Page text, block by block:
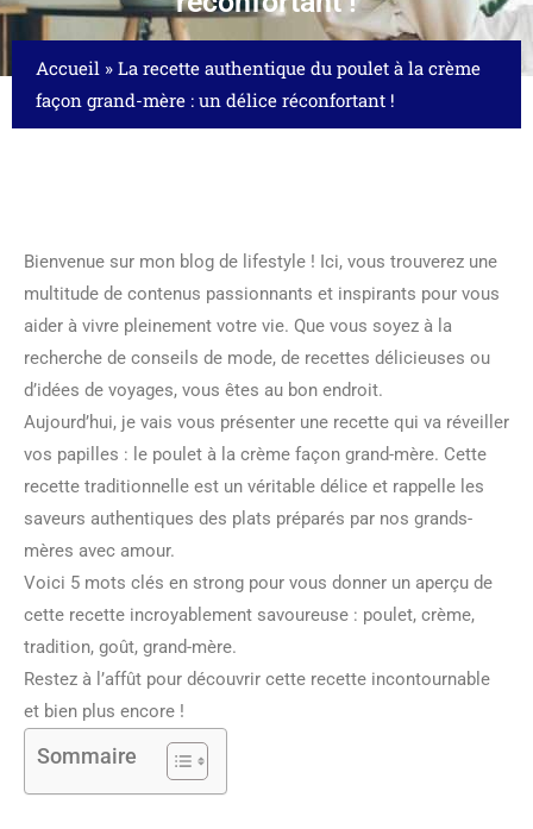
Accueil » La recette authentique du poulet à la crème
façon grand-mère : un délice réconfortant !
Bienvenue sur mon blog de lifestyle ! Ici, vous trouverez une
multitude de contenus passionnants et inspirants pour vous
aider à vivre pleinement votre vie. Que vous soyez à la
recherche de conseils de mode, de recettes délicieuses ou
d’idées de voyages, vous êtes au bon endroit.
Aujourd’hui, je vais vous présenter une recette qui va réveiller
vos papilles : le poulet à la crème façon grand-mère. Cette
recette traditionnelle est un véritable délice et rappelle les
saveurs authentiques des plats préparés par nos grands-
mères avec amour.
Voici 5 mots clés en strong pour vous donner un aperçu de
cette recette incroyablement savoureuse : poulet, crème,
tradition, goût, grand-mère.
Restez à l’affût pour découvrir cette recette incontournable
et bien plus encore !
Sommaire